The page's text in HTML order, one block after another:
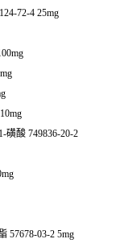
72-4 25mg
磺酸 749836-20-2
57678-03-2 5mg